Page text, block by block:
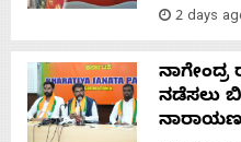
2 days
ನಡೆಸಲು